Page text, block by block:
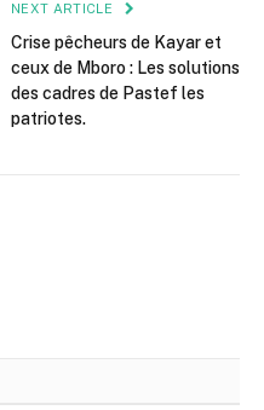
NEXT ARTICLE
Crise pêcheurs de Kayar et
ceux de Mboro : Les solutions
des cadres de Pastef les
patriotes.